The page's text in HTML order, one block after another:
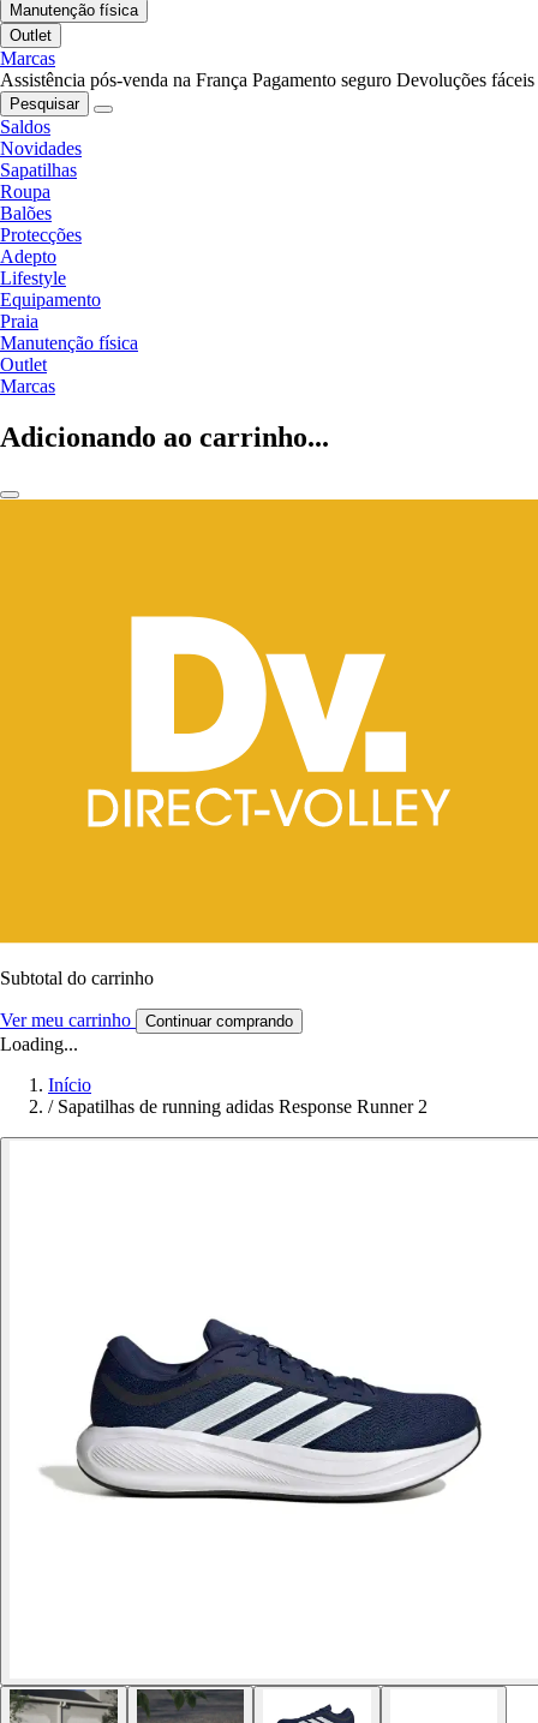
Manutenção física
Outlet
Marcas
Assistência pós-venda na França Pagamento seguro Devoluções fáceis
Pesquisar
Saldos
Novidades
Sapatilhas
Roupa
Balões
Protecções
Adepto
Lifestyle
Equipamento
Praia
Manutenção física
Outlet
Marcas
Adicionando ao carrinho...
Subtotal do carrinho
Ver meu carrinho Continuar comprando
Loading...
Início
/ Sapatilhas de running adidas Response Runner 2